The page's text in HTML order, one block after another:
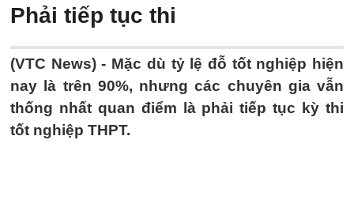
Phải tiếp tục thi
(VTC News) - Mặc dù tỷ lệ đỗ tốt nghiệp hiện
nay là trên 90%, nhưng các chuyên gia vẫn
thống nhất quan điểm là phải tiếp tục kỳ thi
tốt nghiệp THPT.